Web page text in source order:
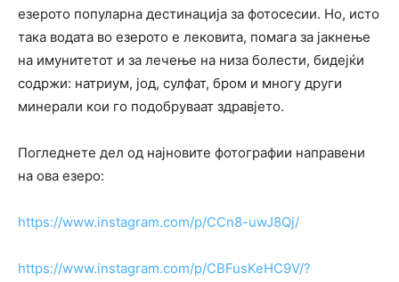
езерото популарна дестинација за фотосесии. Но, исто
така водата во езерото е лековита, помага за јакнење
на имунитетот и за лечење на низа болести, бидејќи
содржи: натриум, јод, сулфат, бром и многу други
минерали кои го подобруваат здравјето.
Погледнете дел од најновите фотографии направени
на ова езеро:
https://www.instagram.com/p/CCn8-uwJ8Qj/
https://www.instagram.com/p/CBFusKeHC9V/?